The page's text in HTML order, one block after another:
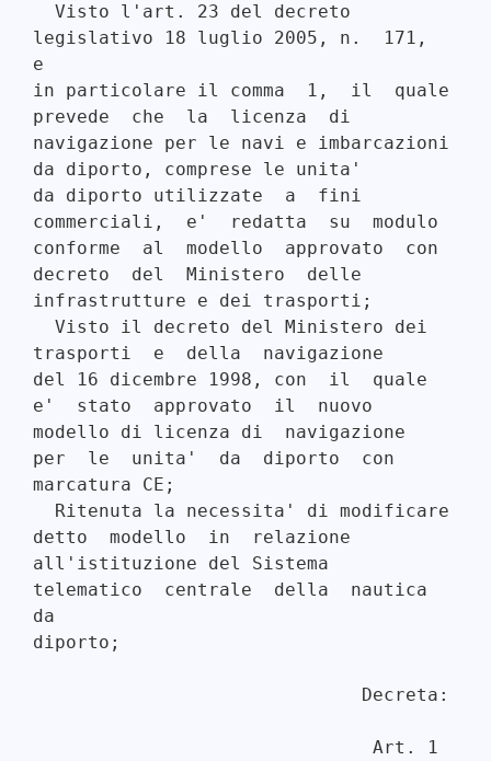
legislativo 18 luglio 2005, n.  171,
e
in particolare il comma  1,  il  quale
prevede  che  la  licenza  di
navigazione per le navi e imbarcazioni
da diporto, comprese le unita'
da diporto utilizzate  a  fini
commerciali,  e'  redatta  su  modulo
conforme  al  modello  approvato  con
decreto  del  Ministero  delle
infrastrutture e dei trasporti;
trasporti  e  della  navigazione
del 16 dicembre 1998, con  il  quale
e'  stato  approvato  il  nuovo
modello di licenza di  navigazione
per  le  unita'  da  diporto  con
marcatura CE;
detto  modello  in  relazione
all'istituzione del Sistema
telematico  centrale  della  nautica
da
diporto;